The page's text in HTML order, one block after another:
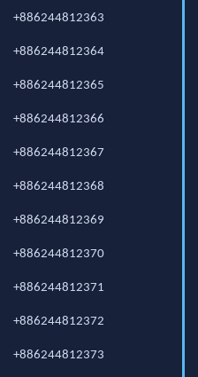
+886244812363
+886244812364
+886244812365
+886244812366
+886244812367
+886244812368
+886244812369
+886244812370
+886244812371
+886244812372
+886244812373